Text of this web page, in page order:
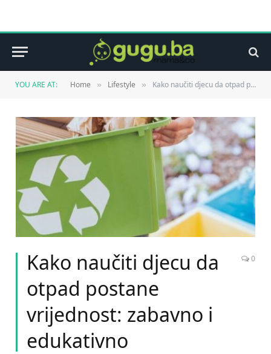
YOU ARE AT: Home » Lifestyle » Kako naučiti djecu da otpad postane vrijednost: zabavno i edukativno
Kako naučiti djecu da
otpad postane
vrijednost: zabavno i
edukativno
0